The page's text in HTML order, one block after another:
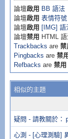
論壇啟用 BB 語法
論壇啟用 表情符號
論壇啟用 [IMG] 語
論壇禁用 HTML
Trackbacks are 禁
Pingbacks are 禁用
Refbacks are 禁用
相似的主題
疑問 - 請教關於：
心測 - [心理測驗]